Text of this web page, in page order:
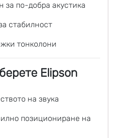
за по-добра акустика
стабилност
тонколони
Elipson
на звука
позициониране на